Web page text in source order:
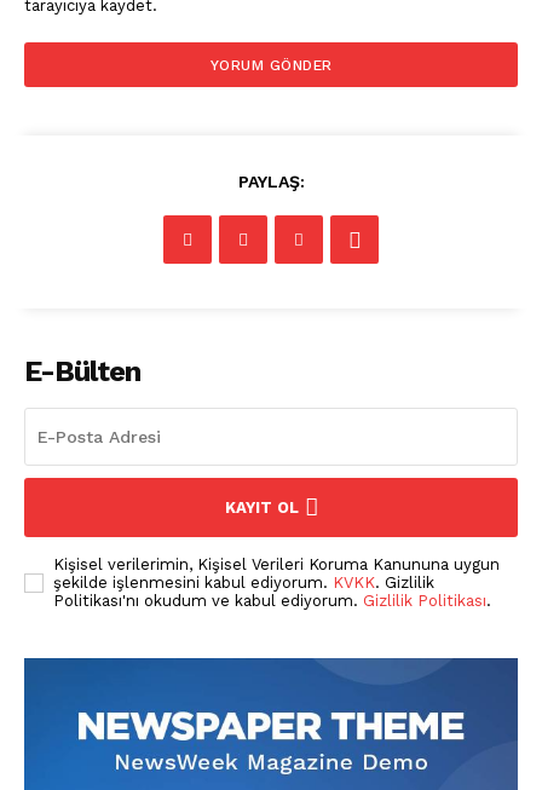
tarayıcıya kaydet.
PAYLAŞ:
E-Bülten
KAYIT OL
Kişisel verilerimin, Kişisel Verileri Koruma Kanununa uygun
şekilde işlenmesini kabul ediyorum. KVKK. Gizlilik
Politikası'nı okudum ve kabul ediyorum. Gizlilik Politikası.